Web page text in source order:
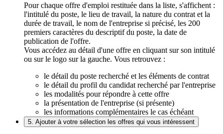
Pour chaque offre d'emploi restituée dans la liste, s'affichent :
l'intitulé du poste, le lieu de travail, la nature du contrat et la
durée de travail, le nom de l'entreprise si précisé, les 200
premiers caractères du descriptif du poste, la date de
publication de l'offre.
Vous accédez au détail d'une offre en cliquant sur son intitulé
ou sur le logo sur la gauche. Vous retrouvez :
le détail du poste recherché et les éléments de contrat
le détail du profil du candidat recherché par l'entreprise
les modalités pour répondre à cette offre
la présentation de l'entreprise (si présente)
les informations complémentaires le cas échéant
5. Ajouter à votre sélection les offres qui vous intéressent